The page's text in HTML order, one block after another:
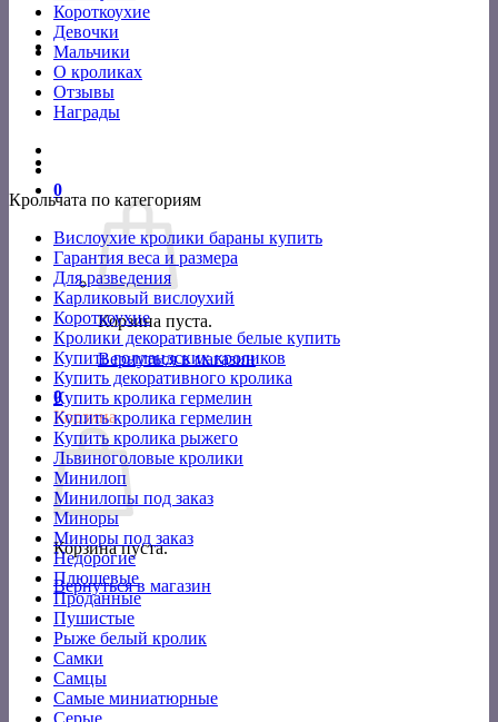
Короткоухие
Девочки
Мальчики
О кроликах
Отзывы
Награды
0
Корзина пуста.
Вернуться в магазин
0
Корзина
Корзина пуста.
Вернуться в магазин
Крольчата по категориям
Вислоухие кролики бараны купить
Гарантия веса и размера
Для разведения
Карликовый вислоухий
Короткоухие
Кролики декоративные белые купить
Купить голландских кроликов
Купить декоративного кролика
Купить кролика гермелин
Купить кролика гермелин
Купить кролика рыжего
Львиноголовые кролики
Минилоп
Минилопы под заказ
Миноры
Миноры под заказ
Недорогие
Плюшевые
Проданные
Пушистые
Рыже белый кролик
Самки
Самцы
Самые миниатюрные
Серые